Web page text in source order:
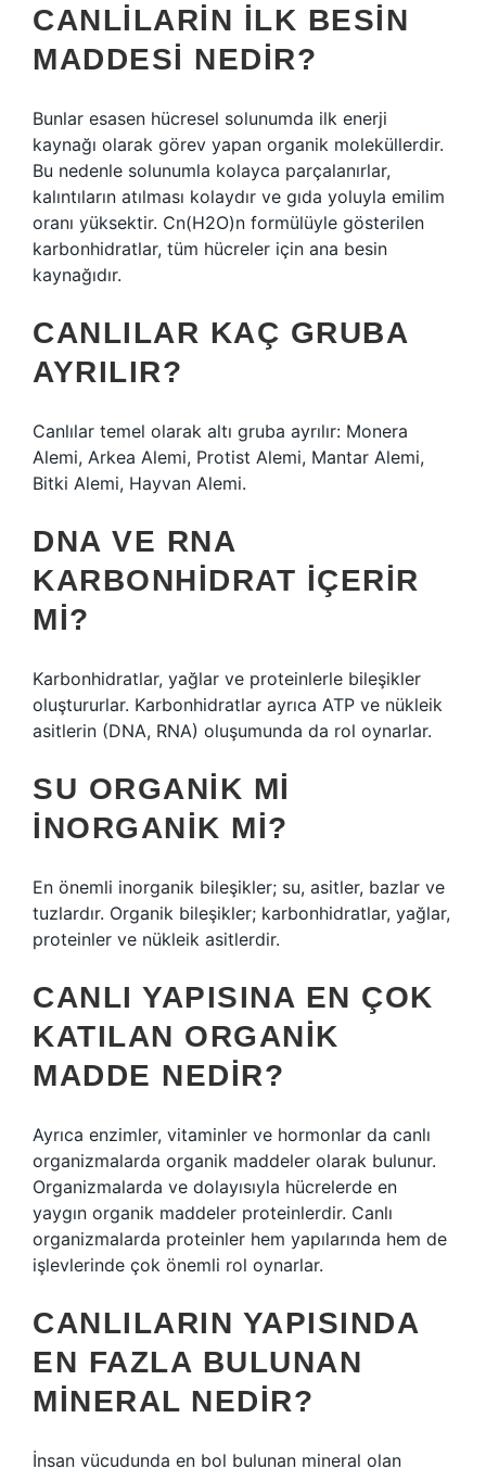
CANLILARIN ILK BESIN
MADDESI NEDIR?
Bunlar esasen hücresel solunumda ilk enerji
kaynağı olarak görev yapan organik moleküllerdir.
Bu nedenle solunumla kolayca parçalanırlar,
kalıntıların atılması kolaydır ve gıda yoluyla emilim
oranı yüksektir. Cn(H2O)n formülüyle gösterilen
karbonhidratlar, tüm hücreler için ana besin
kaynağıdır.
CANLILAR KAÇ GRUBA
AYRILIR?
Canlılar temel olarak altı gruba ayrılır: Monera
Alemi, Arkea Alemi, Protist Alemi, Mantar Alemi,
Bitki Alemi, Hayvan Alemi.
DNA VE RNA
KARBONHIDRAT IÇERIR
MI?
Karbonhidratlar, yağlar ve proteinlerle bileşikler
oluştururlar. Karbonhidratlar ayrıca ATP ve nükleik
asitlerin (DNA, RNA) oluşumunda da rol oynarlar.
SU ORGANIK MI
INORGANIK MI?
En önemli inorganik bileşikler; su, asitler, bazlar ve
tuzlardır. Organik bileşikler; karbonhidratlar, yağlar,
proteinler ve nükleik asitlerdir.
CANLI YAPISINA EN ÇOK
KATILAN ORGANIK
MADDE NEDIR?
Ayrıca enzimler, vitaminler ve hormonlar da canlı
organizmalarda organik maddeler olarak bulunur.
Organizmalarda ve dolayısıyla hücrelerde en
yaygın organik maddeler proteinlerdir. Canlı
organizmalarda proteinler hem yapılarında hem de
işlevlerinde çok önemli rol oynarlar.
CANLILARIN YAPISINDA
EN FAZLA BULUNAN
MINERAL NEDIR?
İnsan vücudunda en bol bulunan mineral olan